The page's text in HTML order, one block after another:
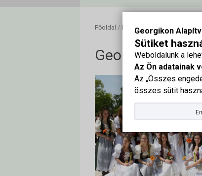
Georgikon
Sütiket
Weboldalunk a
Az Ön adatainak
Az „Összes
összes sütit
Főoldal / Egyéb események /
Georgikon